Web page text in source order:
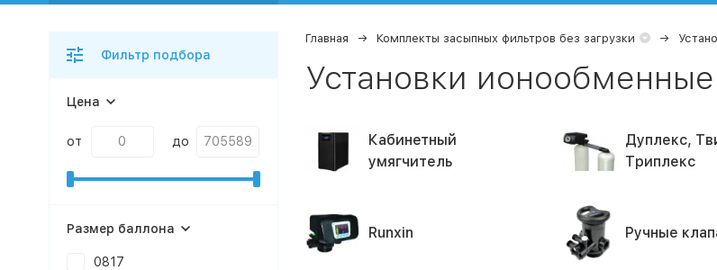
Главная Комплекты засыпных фильтров без загрузки
Установки
Кабинетный
умягчитель
Дуплекс,
Триплекс
Runxin Ручные
Фильтр подбора
Цена
от до
Размер баллона
0817